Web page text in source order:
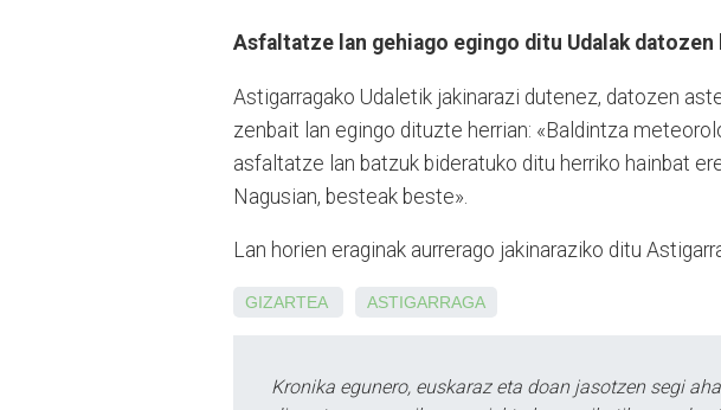
Asfaltatze lan gehiago egingo ditu Udalak datozen
Astigarragako Udaletik jakinarazi dutenez, datozen
zenbait lan egingo dituzte herrian: «Baldintza
asfaltatze lan batzuk bideratuko ditu herriko hainbat
Nagusian, besteak beste».
Lan horien eraginak aurrerago jakinaraziko ditu
GIZARTEA ASTIGARRAGA
Kronika egunero, euskaraz eta doan jasotzen segi